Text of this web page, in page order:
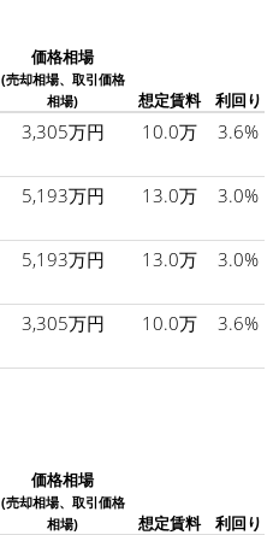
価格相場
(売却相場、取引価格
相場)
想定賃料 利回り
3,305万円 10.0万 3.6%
5,193万円 13.0万 3.0%
5,193万円 13.0万 3.0%
3,305万円 10.0万 3.6%
価格相場
(売却相場、取引価格
相場)
想定賃料 利回り